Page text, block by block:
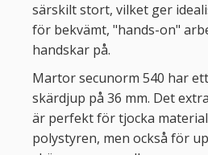
särskilt stort, vilket ger
för bekvämt, "hands-on"
handskar på.
Martor secunorm 540 har
skärdjup på 36 mm. Det
är perfekt för tjocka
polystyren, men också för